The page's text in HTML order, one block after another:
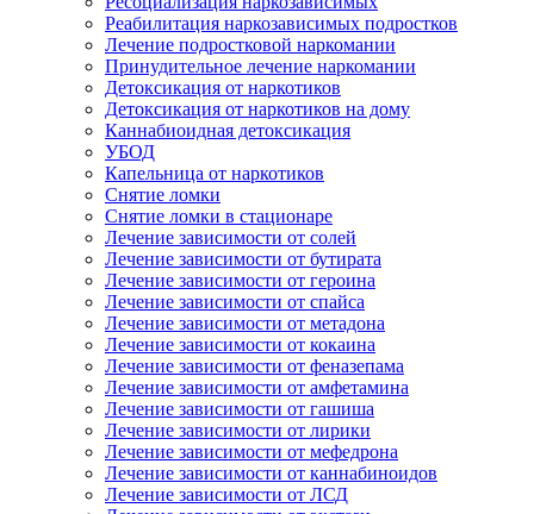
Реабилитация наркозависимых подростков
Лечение подростковой наркомании
Принудительное лечение наркомании
Детоксикация от наркотиков
Детоксикация от наркотиков на дому
Каннабиоидная детоксикация
УБОД
Капельница от наркотиков
Снятие ломки
Снятие ломки в стационаре
Лечение зависимости от солей
Лечение зависимости от бутирата
Лечение зависимости от героина
Лечение зависимости от спайса
Лечение зависимости от метадона
Лечение зависимости от кокаина
Лечение зависимости от феназепама
Лечение зависимости от амфетамина
Лечение зависимости от гашиша
Лечение зависимости от лирики
Лечение зависимости от мефедрона
Лечение зависимости от каннабиноидов
Лечение зависимости от ЛСД